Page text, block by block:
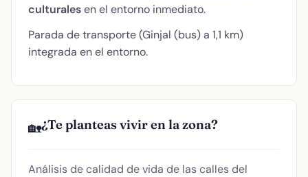
culturalesen el entorno inmediato.
Parada de transporte (Ginjal (bus) a 1,1 km)
integrada en el entorno.
🏡¿Te planteas vivir en la zona?
Análisis de calidad de vida de las calles del